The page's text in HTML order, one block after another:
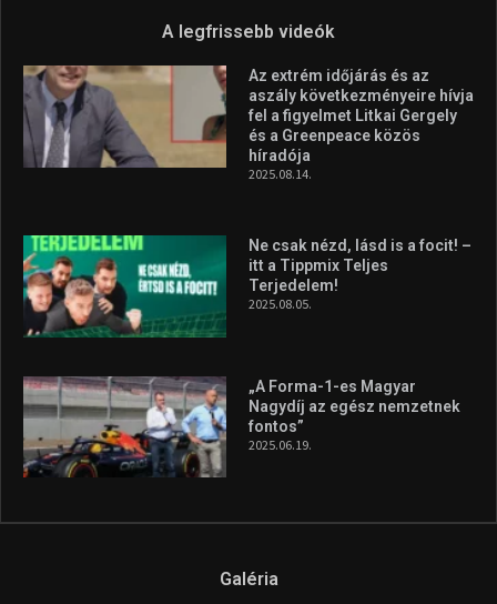
A legfrissebb videók
Az extrém időjárás és az
aszály következményeire hívja
fel a figyelmet Litkai Gergely
és a Greenpeace közös
híradója
2025.08.14.
Ne csak nézd, lásd is a focit! –
itt a Tippmix Teljes
Terjedelem!
2025.08.05.
„A Forma-1-es Magyar
Nagydíj az egész nemzetnek
fontos”
2025.06.19.
Galéria